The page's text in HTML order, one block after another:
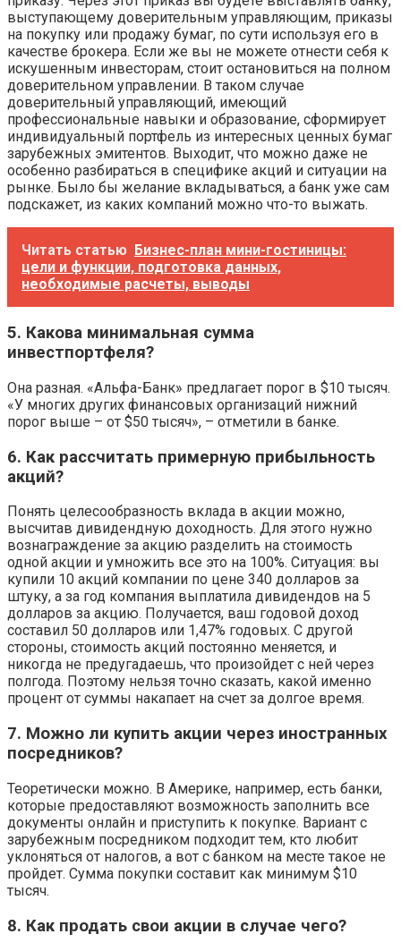
выступающему доверительным управляющим, приказы
на покупку или продажу бумаг, по сути используя его в
качестве брокера. Если же вы не можете отнести себя к
искушенным инвесторам, стоит остановиться на полном
доверительном управлении. В таком случае
доверительный управляющий, имеющий
профессиональные навыки и образование, сформирует
индивидуальный портфель из интересных ценных бумаг
зарубежных эмитентов. Выходит, что можно даже не
особенно разбираться в специфике акций и ситуации на
рынке. Было бы желание вкладываться, а банк уже сам
подскажет, из каких компаний можно что-то выжать.
Читать статью Бизнес-план мини-гостиницы:
цели и функции, подготовка данных,
необходимые расчеты, выводы
5. Какова минимальная сумма
инвестпортфеля?
Она разная. «Альфа-Банк» предлагает порог в $10 тысяч.
«У многих других финансовых организаций нижний
порог выше – от $50 тысяч», – отметили в банке.
6. Как рассчитать примерную прибыльность
акций?
Понять целесообразность вклада в акции можно,
высчитав дивидендную доходность. Для этого нужно
вознаграждение за акцию разделить на стоимость
одной акции и умножить все это на 100%. Ситуация: вы
купили 10 акций компании по цене 340 долларов за
штуку, а за год компания выплатила дивидендов на 5
долларов за акцию. Получается, ваш годовой доход
составил 50 долларов или 1,47% годовых. С другой
стороны, стоимость акций постоянно меняется, и
никогда не предугадаешь, что произойдет с ней через
полгода. Поэтому нельзя точно сказать, какой именно
процент от суммы накапает на счет за долгое время.
7. Можно ли купить акции через иностранных
посредников?
Теоретически можно. В Америке, например, есть банки,
которые предоставляют возможность заполнить все
документы онлайн и приступить к покупке. Вариант с
зарубежным посредником подходит тем, кто любит
уклоняться от налогов, а вот с банком на месте такое не
пройдет. Сумма покупки составит как минимум $10
тысяч.
8. Как продать свои акции в случае чего?